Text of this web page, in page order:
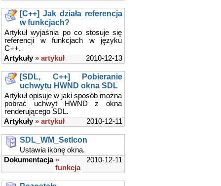
[C++] Jak działa referencja
w funkcjach?
Artykuł wyjaśnia po co stosuje się
referencji w funkcjach w języku
C++.
2010-12-13
Artykuły » artykuł
[SDL, C++] Pobieranie
uchwytu HWND okna SDL
Artykuł opisuje w jaki sposób można
pobrać uchwyt HWND z okna
renderującego SDL.
2010-12-11
Artykuły » artykuł
SDL_WM_SetIcon
Ustawia ikonę okna.
2010-12-11
Dokumentacja »
funkcja